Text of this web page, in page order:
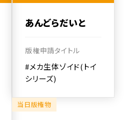
あんどらだいと
版権申請タイトル
#メカ生体ゾイド(トイ
シリーズ)
当日版権物